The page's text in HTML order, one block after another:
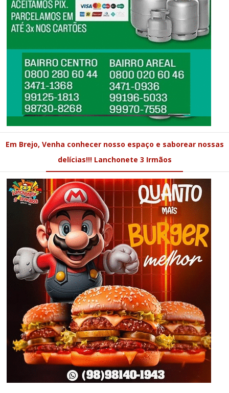
Em Brejo, Venha conhecer nosso espaço e saborear nossas
delícias!!! Lanchonete 3 Irmãos